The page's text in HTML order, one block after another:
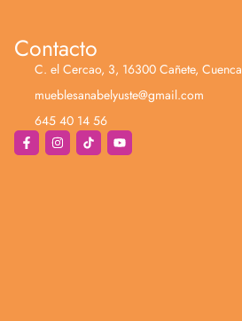
Contacto
C. el Cercao, 3, 16300 Cañete, Cuenca
mueblesanabelyuste@gmail.com
645 40 14 56